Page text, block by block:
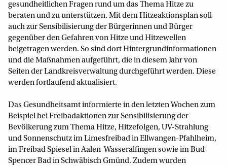
gesundheitlichen Fragen rund um das Thema Hitze zu
beraten und zu unterstützen. Mit dem Hitzeaktionsplan soll
auch zur Sensibilisierung der Bürgerinnen und Bürger
gegenüber den Gefahren von Hitze und Hitzewellen
beigetragen werden. So sind dort Hintergrundinformationen
und die Maßnahmen aufgeführt, die in diesem Jahr von
Seiten der Landkreisverwaltung durchgeführt werden. Diese
werden fortlaufend aktualisiert.
Das Gesundheitsamt informierte in den letzten Wochen zum
Beispiel bei Freibadaktionen zur Sensibilisierung der
Bevölkerung zum Thema Hitze, Hitzefolgen, UV-Strahlung
und Sonnenschutz im Limesfreibad in Ellwangen-Pfahlheim,
im Freibad Spiesel in Aalen-Wasseralfingen sowie im Bud
Spencer Bad in Schwäbisch Gmünd. Zudem wurden